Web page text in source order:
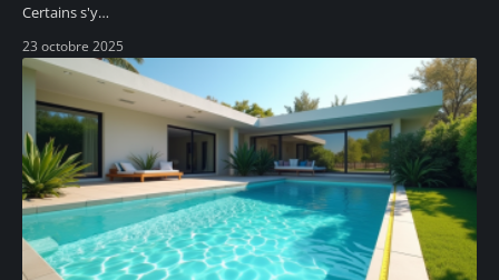
Certains s'y…
23 octobre 2025